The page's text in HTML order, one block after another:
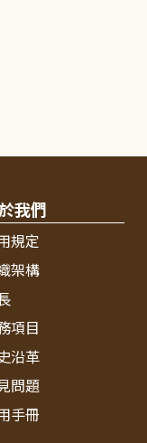
我們
規定
架構
項目
沿革
問題
手冊